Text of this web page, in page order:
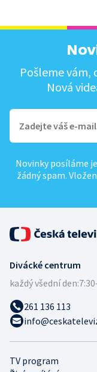
Pošleme vám,
Nová
Novinky posíláme
žádný spam.